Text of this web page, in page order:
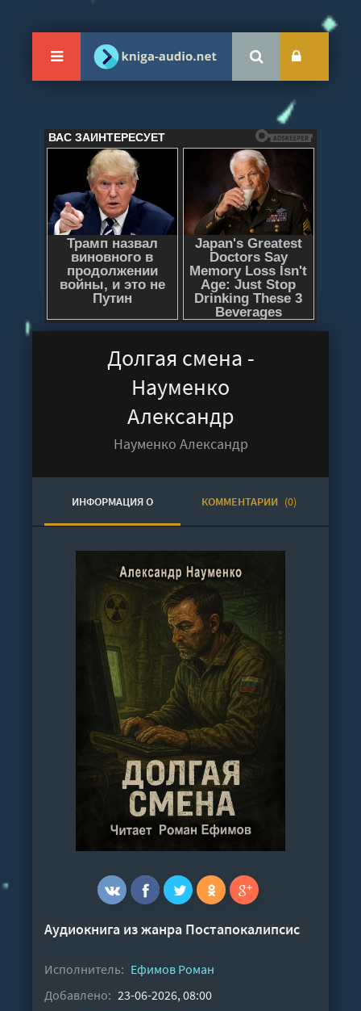
Долгая смена -
Науменко
Александр
Науменко Александр
ИНФОРМАЦИЯ О
АУДИОКНИГЕ
КОММЕНТАРИИ (0)
Аудиокнига из жанра Постапокалипсис
Исполнитель: Ефимов Роман
Добавлено: 23-06-2026, 08:00